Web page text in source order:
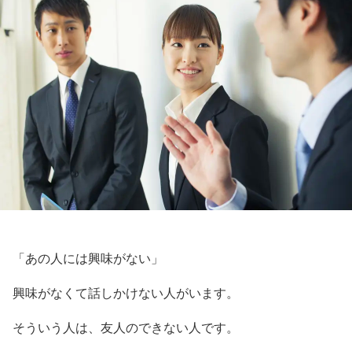
「あの人には興味がない」
興味がなくて話しかけない人がいます。
そういう人は、友人のできない人です。